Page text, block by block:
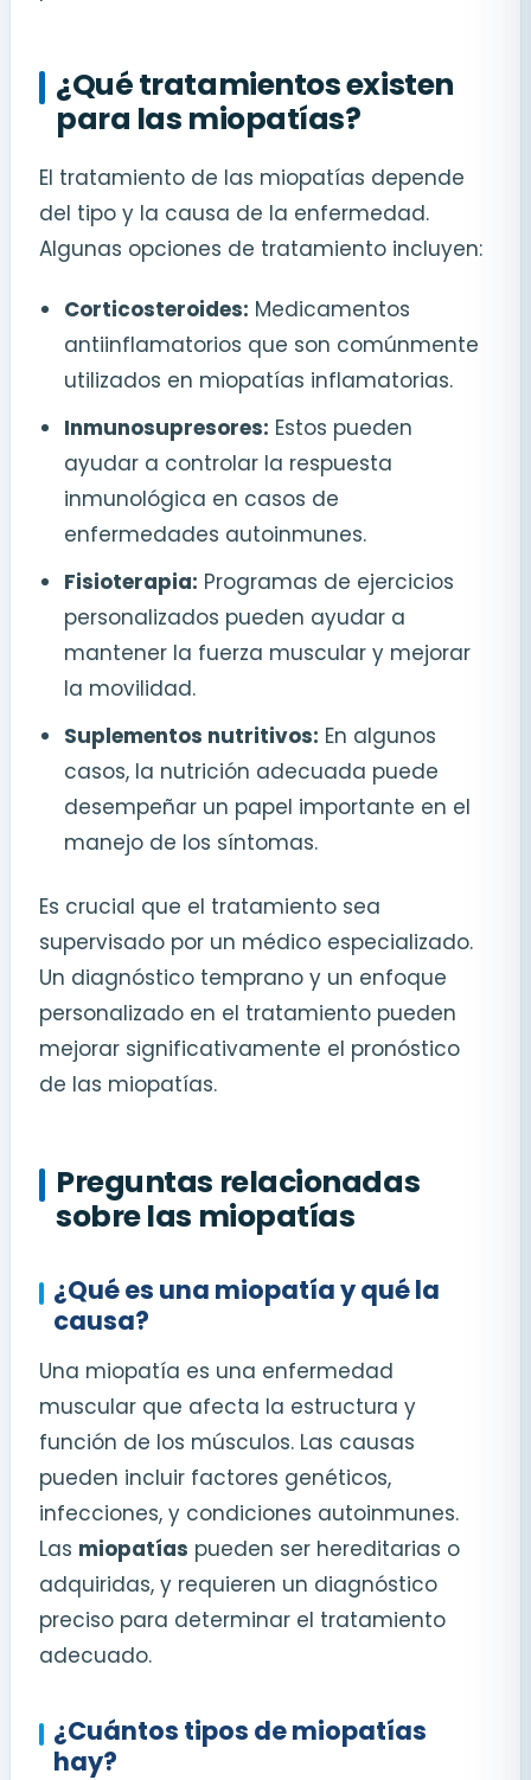
¿Qué tratamientos existen
para las miopatías?
El tratamiento de las miopatías depende
del tipo y la causa de la enfermedad.
Algunas opciones de tratamiento incluyen:
Corticosteroides: Medicamentos
antiinflamatorios que son comúnmente
utilizados en miopatías inflamatorias.
Inmunosupresores: Estos pueden
ayudar a controlar la respuesta
inmunológica en casos de
enfermedades autoinmunes.
Fisioterapia: Programas de ejercicios
personalizados pueden ayudar a
mantener la fuerza muscular y mejorar
la movilidad.
Suplementos nutritivos: En algunos
casos, la nutrición adecuada puede
desempeñar un papel importante en el
manejo de los síntomas.
Es crucial que el tratamiento sea
supervisado por un médico especializado.
Un diagnóstico temprano y un enfoque
personalizado en el tratamiento pueden
mejorar significativamente el pronóstico
de las miopatías.
Preguntas relacionadas
sobre las miopatías
¿Qué es una miopatía y qué la
causa?
Una miopatía es una enfermedad
muscular que afecta la estructura y
función de los músculos. Las causas
pueden incluir factores genéticos,
infecciones, y condiciones autoinmunes.
Las miopatías pueden ser hereditarias o
adquiridas, y requieren un diagnóstico
preciso para determinar el tratamiento
adecuado.
¿Cuántos tipos de miopatías
hay?